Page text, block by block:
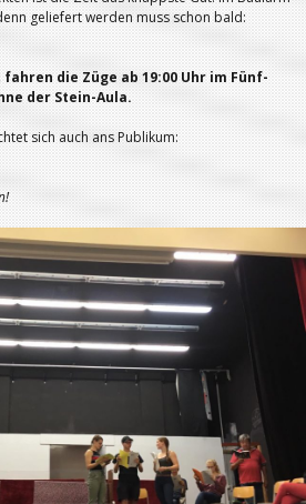
geliefert werden muss schon bald:
fahren die Züge ab 19:00 Uhr im Fünf-
der Stein-Aula.
sich auch ans Publikum: